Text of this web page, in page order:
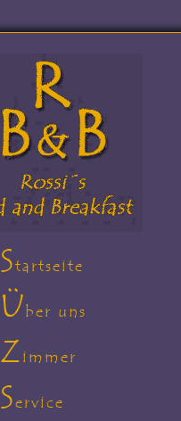
Startseite
Über uns
Zimmer
Service